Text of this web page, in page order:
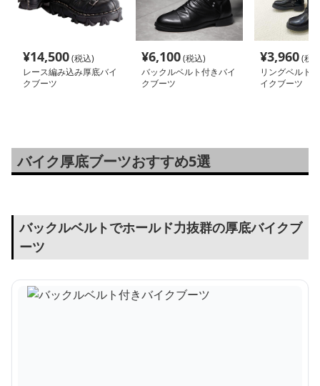
¥14,500(税込)
レース編み込み厚底バイ
クブーツ
¥6,100(税込)
バックルベルト付きバイ
クブーツ
¥3,960(税
リングベルト
イクブーツ
バイク厚底ブーツおすすめ5選
バックルベルトでホールド力抜群の厚底バイクブ
ーツ